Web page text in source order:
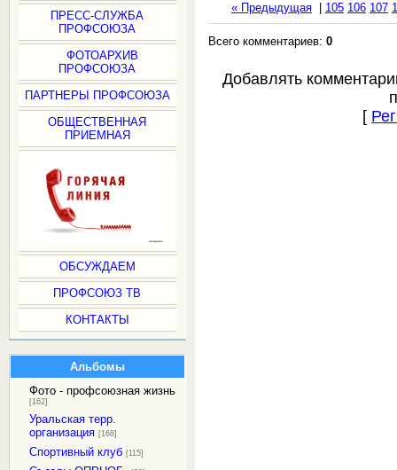
ПРЕСС-СЛУЖБА
ПРОФСОЮЗА
ФОТОАРХИВ
ПРОФСОЮЗА
ПАРТНЕРЫ ПРОФСОЮЗА
ОБЩЕСТВЕННАЯ
ПРИЕМНАЯ
ОБСУЖДАЕМ
ПРОФСОЮЗ ТВ
КОНТАКТЫ
Альбомы
Фото - профсоюзная жизнь
[162]
Уральская терр.
организация [168]
Спортивный клуб [115]
« Предыдущая| 105 106 107
Всего комментариев:0
Добавлять
[